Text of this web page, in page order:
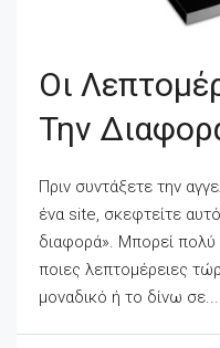
Οι
Την
Πριν συντάξετε την
ένα site, σκεφτείτε
διαφορά». Μπορεί
ποιες λεπτομέρειες
μοναδικό ή το δίνω σε...